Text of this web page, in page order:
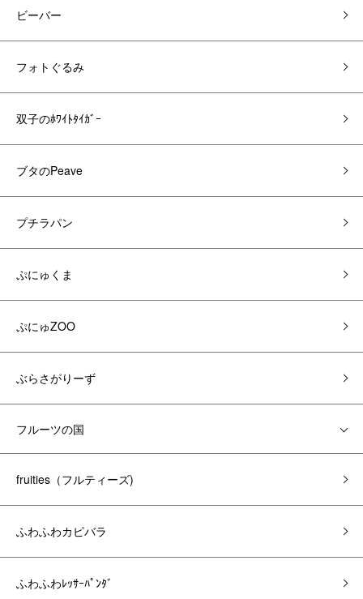
ビーバー
フォトぐるみ
双子のﾎﾜｲﾄﾀｲｶﾞｰ
ブタのPeave
プチラパン
ぷにゅくま
ぷにゅZOO
ぶらさがりーず
フルーツの国
fruities（フルティーズ)
ふわふわカピバラ
ふわふわﾚｯｻｰﾊﾟﾝﾀﾞ